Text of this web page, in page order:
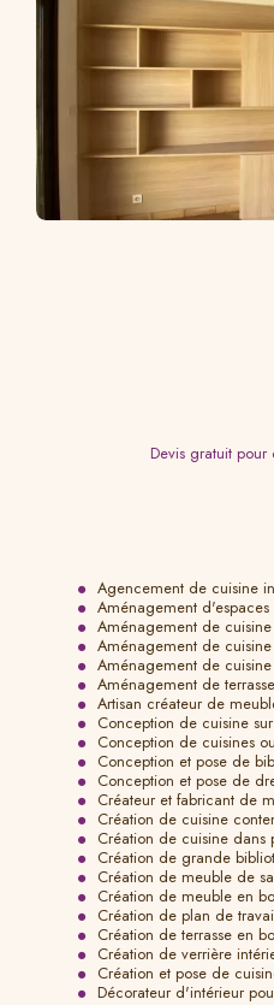
Devis gratuit
Agencement de cuisine
Aménagement
Aménagement de
Aménagement de
Aménagement de
Aménagement de
Artisan créateur de
Conception de cuisine
Conception de cuisines
Conception et pose de
Conception et pose de
Créateur et fabricant de
Création de cuisine
Création de cuisine dans
Création de grande
Création de meuble de
Création de meuble en
Création de plan de
Création de terrasse en
Création de verrière
Création et pose de
Décorateur d'intérieur